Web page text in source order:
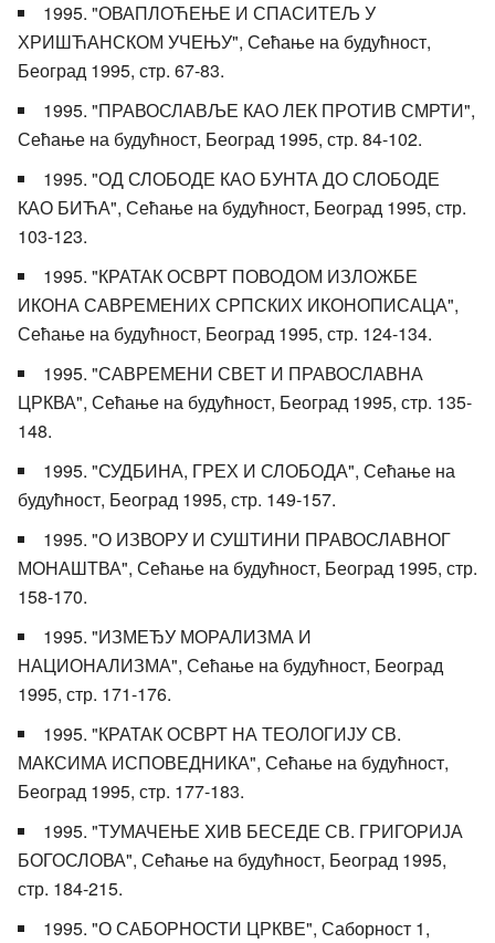
1995. "ОВАПЛОЋЕЊЕ И СПАСИТЕЉ У
ХРИШЋАНСКОМ УЧЕЊУ", Сећање на будућност,
Београд 1995, стр. 67-83.
1995. "ПРАВОСЛАВЉЕ КАО ЛЕК ПРОТИВ СМРТИ",
Сећање на будућност, Београд 1995, стр. 84-102.
1995. "ОД СЛОБОДЕ КАО БУНТА ДО СЛОБОДЕ
КАО БИЋА", Сећање на будућност, Београд 1995, стр.
103-123.
1995. "КРАТАК ОСВРТ ПОВОДОМ ИЗЛОЖБЕ
ИКОНА САВРЕМЕНИХ СРПСКИХ ИКОНОПИСАЦА",
Сећање на будућност, Београд 1995, стр. 124-134.
1995. "САВРЕМЕНИ СВЕТ И ПРАВОСЛАВНА
ЦРКВА", Сећање на будућност, Београд 1995, стр. 135-
148.
1995. "СУДБИНА, ГРЕХ И СЛОБОДА", Сећање на
будућност, Београд 1995, стр. 149-157.
1995. "О ИЗВОРУ И СУШТИНИ ПРАВОСЛАВНОГ
МОНАШТВА", Сећање на будућност, Београд 1995, стр.
158-170.
1995. "ИЗМЕЂУ МОРАЛИЗМА И
НАЦИОНАЛИЗМА", Сећање на будућност, Београд
1995, стр. 171-176.
1995. "КРАТАК ОСВРТ НА ТЕОЛОГИЈУ СВ.
МАКСИМА ИСПОВЕДНИКА", Сећање на будућност,
Београд 1995, стр. 177-183.
1995. "ТУМАЧЕЊЕ XИВ БЕСЕДЕ СВ. ГРИГОРИЈА
БОГОСЛОВА", Сећање на будућност, Београд 1995,
стр. 184-215.
1995. "О САБОРНОСТИ ЦРКВЕ", Саборност 1,